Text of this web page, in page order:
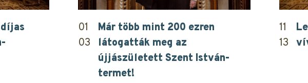
01
03
Már több mint 200 ezren
látogatták meg az
újjászületett Szent István-
termet!
11
13